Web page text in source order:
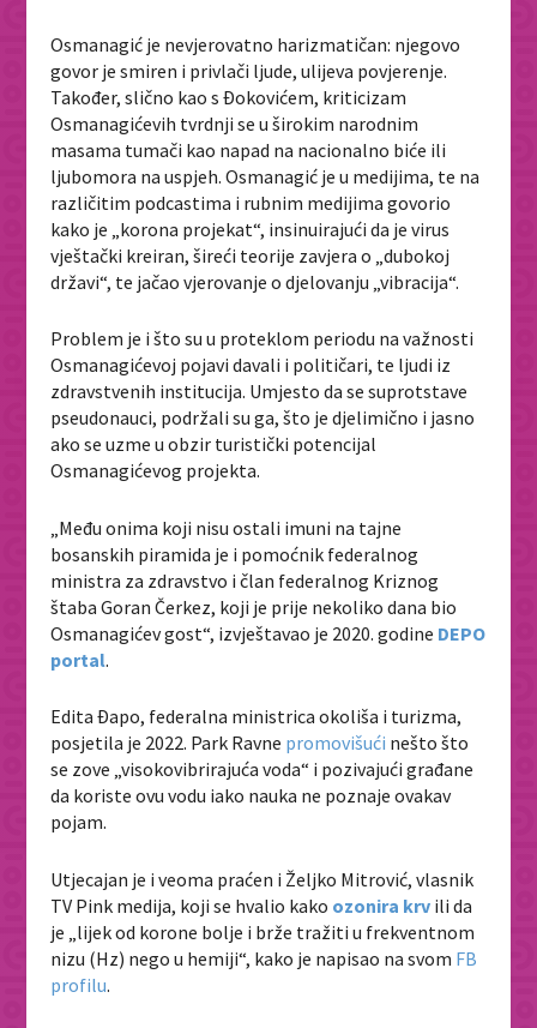
Osmanagić je nevjerovatno harizmatičan: njegovo
govor je smiren i privlači ljude, ulijeva povjerenje.
Također, slično kao s Đokovićem, kriticizam
Osmanagićevih tvrdnji se u širokim narodnim
masama tumači kao napad na nacionalno biće ili
ljubomora na uspjeh. Osmanagić je u medijima, te na
različitim podcastima i rubnim medijima govorio
kako je „korona projekat“, insinuirajući da je virus
vještački kreiran, šireći teorije zavjera o „dubokoj
državi“, te jačao vjerovanje o djelovanju „vibracija“.
Problem je i što su u proteklom periodu na važnosti
Osmanagićevoj pojavi davali i političari, te ljudi iz
zdravstvenih institucija. Umjesto da se suprotstave
pseudonauci, podržali su ga, što je djelimično i jasno
ako se uzme u obzir turistički potencijal
Osmanagićevog projekta.
„Među onima koji nisu ostali imuni na tajne
bosanskih piramida je i pomoćnik federalnog
ministra za zdravstvo i član federalnog Kriznog
štaba Goran Čerkez, koji je prije nekoliko dana bio
Osmanagićev gost“, izvještavao je 2020. godine DEPO
portal.
Edita Đapo, federalna ministrica okoliša i turizma,
posjetila je 2022. Park Ravne promovišući nešto što
se zove „visokovibrirajuća voda“ i pozivajući građane
da koriste ovu vodu iako nauka ne poznaje ovakav
pojam.
Utjecajan je i veoma praćen i Željko Mitrović, vlasnik
TV Pink medija, koji se hvalio kako ozonira krv ili da
je „lijek od korone bolje i brže tražiti u frekventnom
nizu (Hz) nego u hemiji“, kako je napisao na svom FB
profilu.